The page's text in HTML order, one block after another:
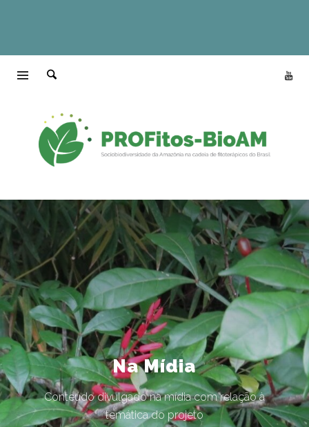
Na Mídia
Conteúdo divulgado na mídia com relação à
temática do projeto